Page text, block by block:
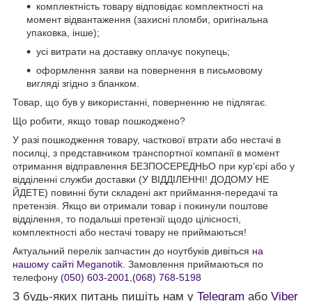
комплектність товару відповідає комплектності на
момент відвантаження (захисні пломби, оригінальна
упаковка, інше);
усі витрати на доставку оплачує покупець;
оформлення заяви на повернення в письмовому
вигляді згідно з бланком.
Товар, що був у використанні, поверненню не підлягає.
Що робити, якщо товар пошкоджено?
У разі пошкодження товару, часткової втрати або нестачі в
посилці, з представником транспортної компанії в момент
отримання відправлення БЕЗПОСЕРЕДНЬО при кур’єрі або у
відділенні служби доставки (У ВІДДІЛЕННІ! ДОДОМУ НЕ
ЙДЕТЕ) повинні бути складені акт приймання-передачі та
претензія. Якщо ви отримали товар і покинули поштове
відділення, то подальші претензії щодо цілісності,
комплектності або нестачі товару не приймаються!
Актуальний перелік запчастин до ноутбуків дивіться на
нашому сайті Meganotik . Замовлення приймаються по
телефону (050) 603-2001 (068) 768-5198
З будь-яких питань пишіть нам у Telegram або Viber